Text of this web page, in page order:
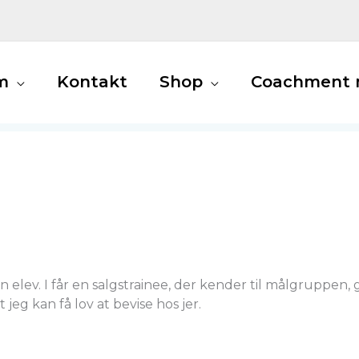
Kontakt Shop Coachment
elev. I får en salgstrainee, der kender til
kan få lov at bevise hos jer.